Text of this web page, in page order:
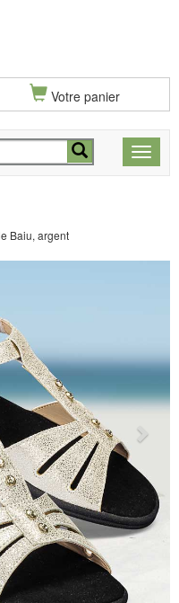
Votre panier
Toggle
Baiu, argent